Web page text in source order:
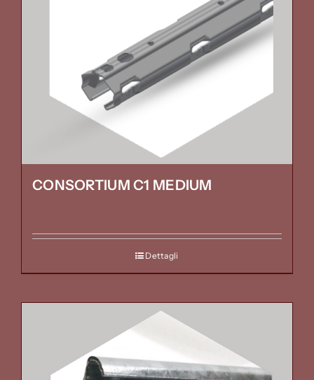
CONSORTIUM C1 MEDIUM
Dettagli